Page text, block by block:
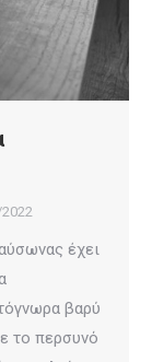
έχει
βαρύ
το περσυνό